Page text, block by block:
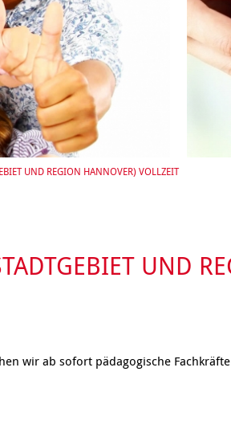
und
Angebote
Wohnen & Pflege
Information & Hilfe
UND REGION HANNOVER) VOLLZEIT
UND
wir ab sofort pädagogische